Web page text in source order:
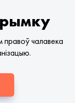
чалавека